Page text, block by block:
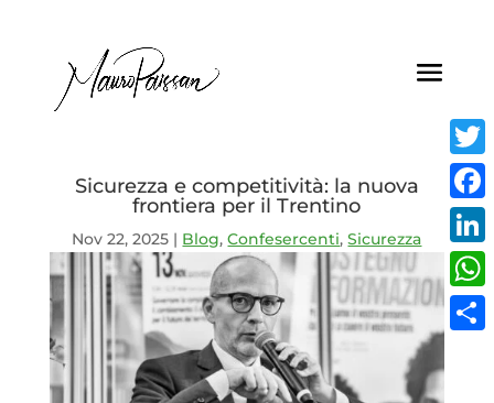
Sicurezza e competitività: la nuova
frontiera per il Trentino
Nov 22, 2025 | Blog,Confesercenti,Sicurezza